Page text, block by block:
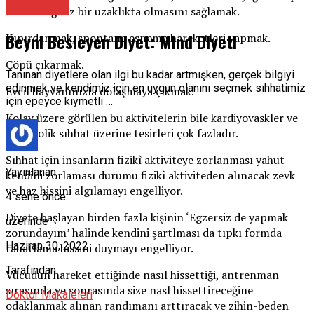
atabileceğiniz bir uzaklıkta olmasını sağlamak.
Kıpırdanmak, spontane esneme hareketleri yapmak.
Çöpü çıkarmak.
Evcil hayvanınızla dolaşmaya çıkmak.
Kolay üzere görülen bu aktivitelerin bile kardiyovaskler ve
metabolik sıhhat üzerine tesirleri çok fazladır.
Sıhhat için insanların fizikî aktiviteye zorlanması yahut
kendini zorlaması durumu fizikî aktiviteden alınacak zevk
ve haz hissini algılamayı engelliyor.
Diyete başlayan birden fazla kişinin ‘Egzersiz de yapmak
zorundayım’ halinde kendini şartlması da tıpkı formda
rahatlama hissini duymayı engelliyor.
Vücudun hareket ettiğinde nasıl hissettiği, antrenman
sırasında ve sonrasında size nasl hissettireceğine
odaklanmak alınan randımanı arttıracak ve zihin-beden
Beyni Besleyen Diyet: Mind Diyeti
Tanınan diyetlere olan ilgi bu kadar artmışken, gerçek bilgiyi
edinmek ve kendimiz için en uygun olanını seçmek sıhhatimiz
için epeyce kıymetli …
Yayınlanan
4 sene önce
üzerinde
Haziran 30, 2022
Tarafından
Doktor Makaleleri